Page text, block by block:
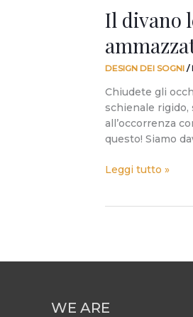
Il divano
DESIGN DEI SOGNI /
Chiudete gli
schienale rigido,
all’occorrenza
questo! Siamo
Leggi tutto »
WE ARE